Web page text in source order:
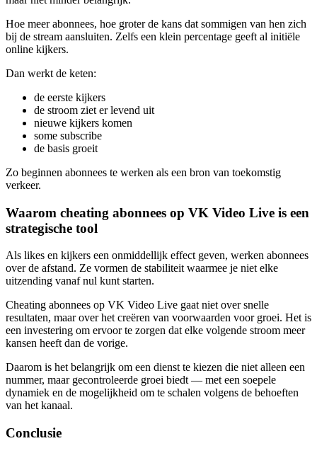
Hoe meer abonnees, hoe groter de kans dat sommigen van hen zich
bij de stream aansluiten. Zelfs een klein percentage geeft al initiële
online kijkers.
Dan werkt de keten:
de eerste kijkers
de stroom ziet er levend uit
nieuwe kijkers komen
some subscribe
de basis groeit
Zo beginnen abonnees te werken als een bron van toekomstig
verkeer.
Waarom cheating abonnees op VK Video Live is een
strategische tool
Als likes en kijkers een onmiddellijk effect geven, werken abonnees
over de afstand. Ze vormen de stabiliteit waarmee je niet elke
uitzending vanaf nul kunt starten.
Cheating abonnees op VK Video Live gaat niet over snelle
resultaten, maar over het creëren van voorwaarden voor groei. Het is
een investering om ervoor te zorgen dat elke volgende stroom meer
kansen heeft dan de vorige.
Daarom is het belangrijk om een dienst te kiezen die niet alleen een
nummer, maar gecontroleerde groei biedt — met een soepele
dynamiek en de mogelijkheid om te schalen volgens de behoeften
van het kanaal.
Conclusie